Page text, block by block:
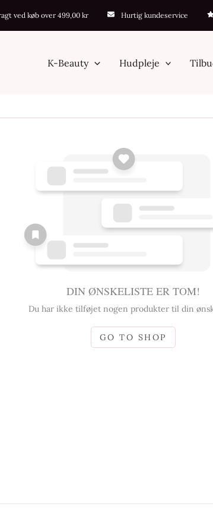
ved køb over 499,00 kr Hurtig kundeservice
K-Beauty Hudpleje
DIN ØNSKELISTE ER TOM!
Du har ikke tilføjet nogen produkter til din
GO TO SHOP